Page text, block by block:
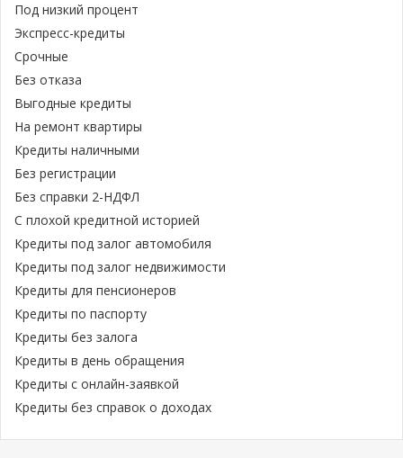
Под низкий процент
Экспресс-кредиты
Срочные
Без отказа
Выгодные кредиты
На ремонт квартиры
Кредиты наличными
Без регистрации
Без справки 2-НДФЛ
С плохой кредитной историей
Кредиты под залог автомобиля
Кредиты под залог недвижимости
Кредиты для пенсионеров
Кредиты по паспорту
Кредиты без залога
Кредиты в день обращения
Кредиты с онлайн-заявкой
Кредиты без справок о доходах